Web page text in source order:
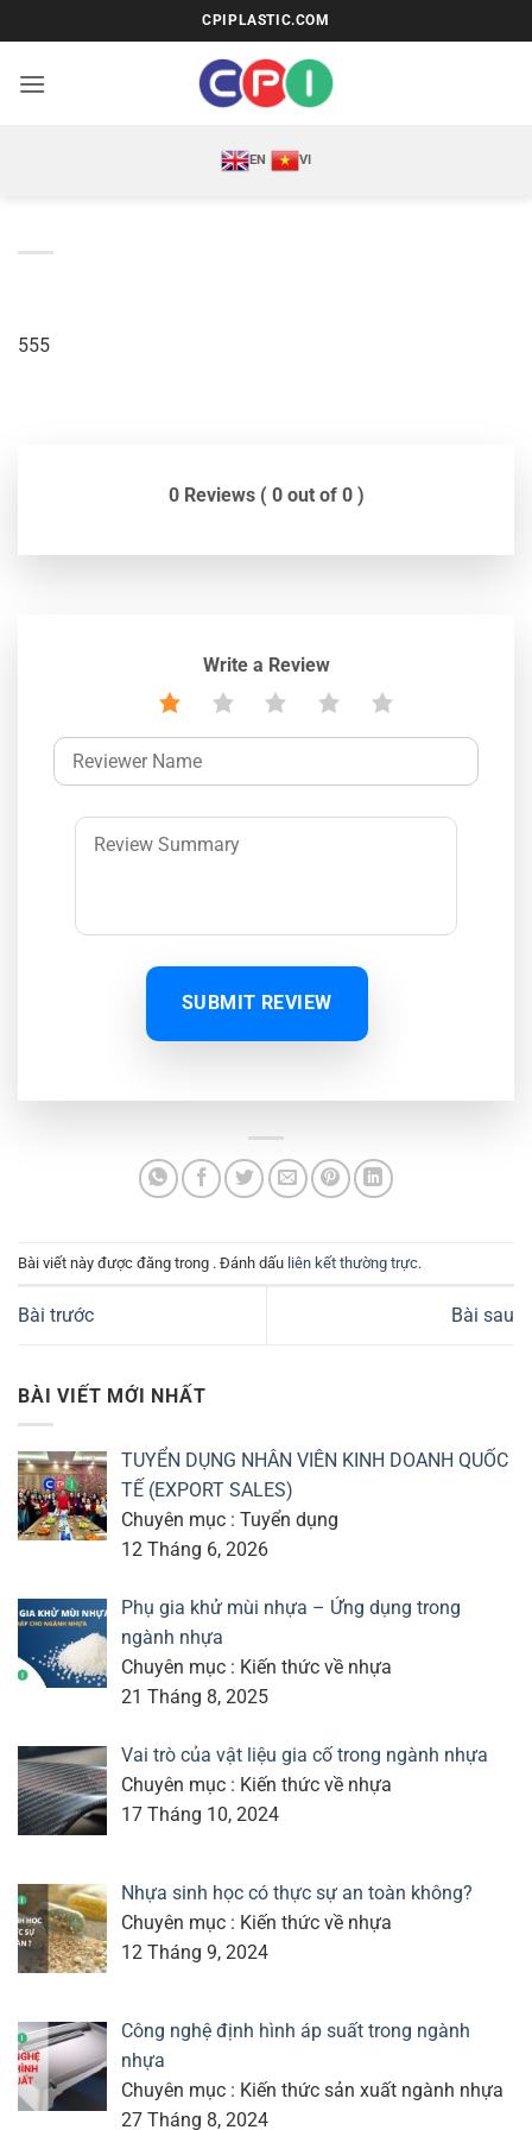
qua
nội
CPIPLASTIC.COM
EN VI
555
0 Reviews ( 0 out of 0 )
Write a Review
SUBMIT REVIEW
Bài viết này được đăng trong . Đánh dấu liên kết thường trực.
Bài trước Bài sau
BÀI VIẾT MỚI NHẤT
TUYỂN DỤNG NHÂN VIÊN KINH DOANH QUỐC
TẾ (EXPORT SALES)
Chuyên mục : Tuyển dụng
12 Tháng 6, 2026
Phụ gia khử mùi nhựa – Ứng dụng trong
ngành nhựa
Chuyên mục : Kiến thức về nhựa
21 Tháng 8, 2025
Vai trò của vật liệu gia cố trong ngành nhựa
Chuyên mục : Kiến thức về nhựa
17 Tháng 10, 2024
Nhựa sinh học có thực sự an toàn không?
Chuyên mục : Kiến thức về nhựa
12 Tháng 9, 2024
Công nghệ định hình áp suất trong ngành
nhựa
Chuyên mục : Kiến thức sản xuất ngành nhựa
27 Tháng 8, 2024